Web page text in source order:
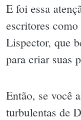
E foi essa
escritores
Lispector, que
para criar suas
Então, se você
turbulentas de